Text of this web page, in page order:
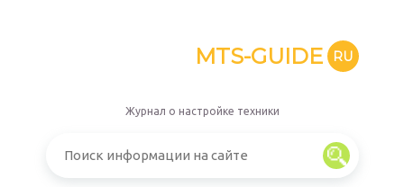
MTS-GUIDE RU
Журнал о настройке техники